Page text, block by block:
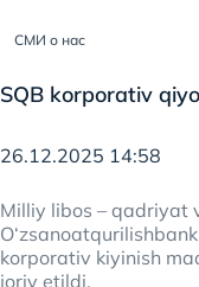
СМИ о нас
SQB korporativ
26.12.2025 14:58
Milliy libos – qadriyat
korporativ kiyinish
joriy etildi.